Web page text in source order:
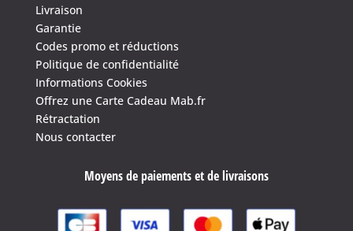
Livraison
Garantie
Codes promo et réductions
Politique de confidentialité
Informations Cookies
Offrez une Carte Cadeau Mab.fr
Rétractation
Nous contacter
Moyens de paiements et de livraisons